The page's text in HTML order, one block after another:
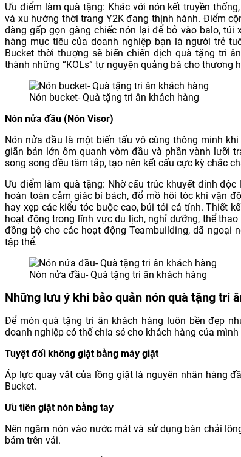
Ưu điểm làm quà tặng: Khác với nón kết truyền
và xu hướng thời trang Y2K đang thịnh hành. Điểm
dàng gấp gọn gàng chiếc nón lại để bỏ vào balo,
hàng mục tiêu của doanh nghiệp bạn là người trẻ
Bucket thời thượng sẽ biến chiến dịch quà tặng tri
thành những “KOLs” tự nguyện quảng bá cho thương
Nón bucket- Quà tặng tri ân khách hàng
Nón nửa đầu (Nón Visor)
Nón nửa đầu là một biến tấu vô cùng thông minh
giãn bản lớn ôm quanh vòm đầu và phần vành lưỡi
song song đều tăm tắp, tạo nên kết cấu cực kỳ chắc
Ưu điểm làm quà tặng: Nhờ cấu trúc khuyết đỉnh
hoàn toàn cảm giác bí bách, đổ mồ hôi tóc khi vận
hay xẹp các kiểu tóc buộc cao, búi tỏi cá tính. Thiết
hoạt động trong lĩnh vực du lịch, nghỉ dưỡng, thể
đồng bộ cho các hoạt động Teambuilding, dã ngoại
tập thể.
Nón nửa đầu- Quà tặng tri ân khách hàng
Những lưu ý khi bảo quản nón quà tặng tri
Để món quà tặng tri ân khách hàng luôn bền đẹp
doanh nghiệp có thể chia sẻ cho khách hàng của mình
Tuyệt đối không giặt bằng máy giặt
Áp lực quay vắt của lồng giặt là nguyên nhân hàng
Bucket.
Ưu tiên giặt nón bằng tay
Nên ngâm nón vào nước mát và sử dụng bàn chải
bám trên vải.